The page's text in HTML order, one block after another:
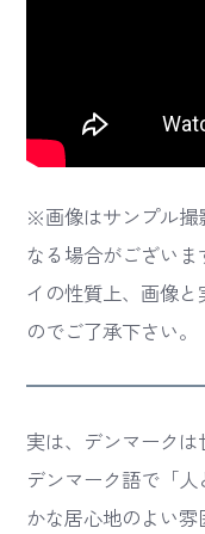
※画像はサンプル撮
なる場合がござい
イの性質上、画像
のでご了承下さい。
実は、デンマークは
デンマーク語で「
かな居心地のよい